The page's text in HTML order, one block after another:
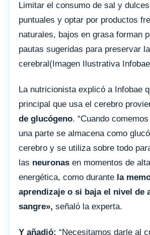
Limitar el consumo de sal y
puntuales y optar por productos
naturales, bajos en grasa forman
pautas sugeridas para preservar
cerebral(Imagen Ilustrativa
La nutricionista explicó a Infobae
principal que usa el cerebro
de glucógeno. “Cuando
una parte se almacena como
cerebro y se utiliza sobre todo
las neuronas en momentos de
energética, como durante la
aprendizaje o si baja el nivel de
sangre», señaló la experta.
Y añadió: “Necesitamos darle al